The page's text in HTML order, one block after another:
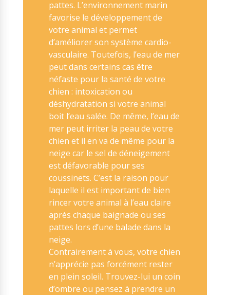
pattes. L’environnement marin
favorise le développement de
votre animal et permet
d’améliorer son système cardio-
vasculaire. Toutefois, l’eau de mer
peut dans certains cas être
néfaste pour la santé de votre
chien : intoxication ou
déshydratation si votre animal
boit l’eau salée. De même, l’eau de
mer peut irriter la peau de votre
chien et il en va de même pour la
neige car le sel de déneigement
est défavorable pour ses
coussinets. C’est la raison pour
laquelle il est important de bien
rincer votre animal à l’eau claire
après chaque baignade ou ses
pattes lors d’une balade dans la
neige.
Contrairement à vous, votre chien
n’apprécie pas forcément rester
en plein soleil. Trouvez-lui un coin
d’ombre ou pensez à prendre un